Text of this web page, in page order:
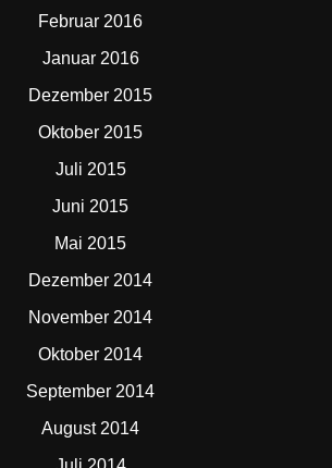
Februar 2016
Januar 2016
Dezember 2015
Oktober 2015
Juli 2015
Juni 2015
Mai 2015
Dezember 2014
November 2014
Oktober 2014
September 2014
August 2014